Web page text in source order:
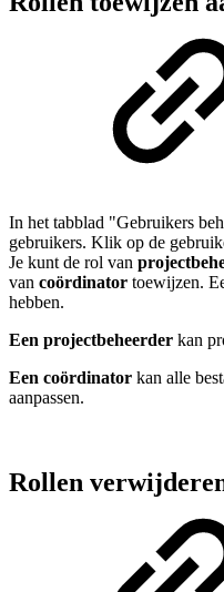
In het tabblad "Gebruikers
gebruikers. Klik op de
Je kunt de rol van
van coördinator toewijzen.
hebben.
Een projectbeheerder kan
Een coördinator kan alle
aanpassen.
Rollen